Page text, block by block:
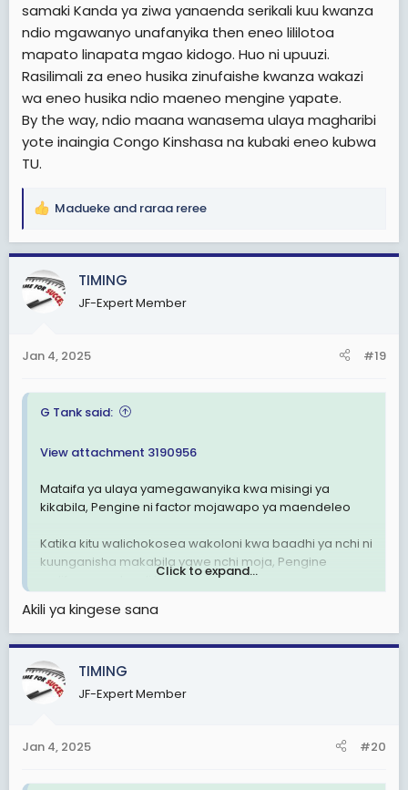
samaki Kanda ya ziwa yanaenda serikali kuu kwanza
ndio mgawanyo unafanyika then eneo lililotoa
mapato linapata mgao kidogo. Huo ni upuuzi.
Rasilimali za eneo husika zinufaishe kwanza wakazi
wa eneo husika ndio maeneo mengine yapate.
By the way, ndio maana wanasema ulaya magharibi
yote inaingia Congo Kinshasa na kubaki eneo kubwa
TU.
R
a
c
t
i
s
Madueke and raraa reree
TIMING
JF-Expert Member
Jan 4, 2025 #19
G Tank said:
View attachment 3190956
Mataifa ya ulaya yamegawanyika kwa misingi ya
kikabila, Pengine ni factor mojawapo ya maendeleo
Katika kitu walichokosea wakoloni kwa baadhi ya nchi ni
kuunganisha makabila yawe nchi moja, Pengine
walifanya maksudi kabisa kwa nia mbaya.
Tushukuru sana hapa Tanzania kutoka kwa Mwalimu
Nyerere na mapungufu yake lakini aliweza kupunguza
ukabila kwa kiasi kikubwa sana.
Ukabila umekuwa ukisumbua nchi nyingi sana Afrika
kabila lake
Click to expand...
Akili ya kingese sana
TIMING
JF-Expert Member
Jan 4, 2025 #20